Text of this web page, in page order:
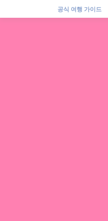
공식 여행 가이드